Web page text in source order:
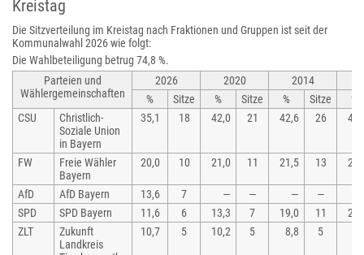
Kreistag
Die Sitzverteilung im Kreistag nach Fraktionen und Gruppen ist seit der
Kommunalwahl 2026 wie folgt:
Die Wahlbeteiligung betrug 74,8 %.
Parteien und
Wählergemeinschaften
2026 2020 2014
%
Sitze % Sitze % Sitze
%
CSU
Christlich-
Soziale Union
in Bayern
35,1 18 42,0 21 42,6 26
FW
Freie Wähler
Bayern
20,0 10 21,0 11 21,5 13
AfD AfD Bayern 13,6 7 — — — —
SPD
SPD Bayern 11,6 6 13,3 7 19,0 11
ZLT
Zukunft
Landkreis
10,7 5 10,2 5 8,8 5